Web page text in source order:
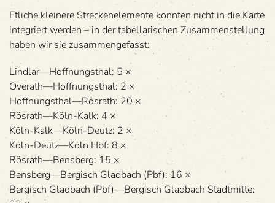
Etli­che klei­nere Stre­cken­ele­mente konn­ten nicht in die Karte
inte­griert wer­den – in der tabel­la­ri­schen Zusam­men­stel­lung
haben wir sie zusammengefasst:
Lindlar—Hoffnungsthal: 5 ×
Overath—Hoffnungsthal: 2 ×
Hoffnungsthal—Rösrath: 20 ×
Rösrath—Köln-Kalk: 4 ×
Köln-Kalk—Köln-Deutz: 2 ×
Köln-Deutz—Köln Hbf: 8 ×
Rösrath—Bensberg: 15 ×
Bensberg—Bergisch Glad­bach (Pbf): 16 ×
Ber­gisch Glad­bach (Pbf)—Bergisch Glad­bach Stadt­mitte: